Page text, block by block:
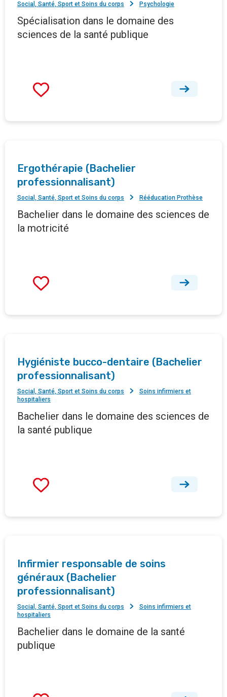
Social, Santé, Sport et Soins du corps Psychologie
Spécialisation dans le domaine des
sciences de la santé publique
Ergothérapie (Bachelier
professionnalisant)
Social, Santé, Sport et Soins du corps Rééducation Prothèse
Bachelier dans le domaine des sciences de
la motricité
Hygiéniste bucco-dentaire (Bachelier
professionnalisant)
Social, Santé, Sport et Soins du corps
Soins infirmiers et
hospitaliers
Bachelier dans le domaine des sciences de
la santé publique
Infirmier responsable de soins
généraux (Bachelier
professionnalisant)
Social, Santé, Sport et Soins du corps
Soins infirmiers et
hospitaliers
Bachelier dans le domaine de la santé
publique